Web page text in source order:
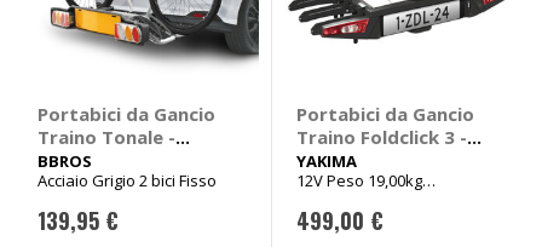
Portabici da Gancio
Traino Tonale -
BBROS
BBROS
Acciaio Grigio 2 bici Fisso
139,95 €
Portabici da Gancio
Traino Foldclick 3 -
YAKIMA
YAKIMA
12V Peso 19,00kg
499,00 €